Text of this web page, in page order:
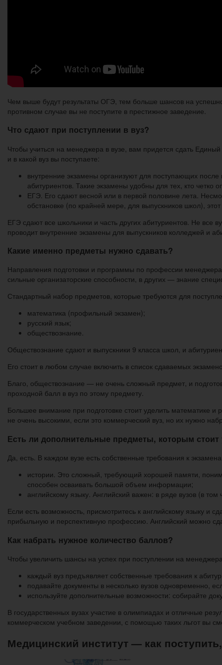
Чем выше будут результаты ОГЭ, тем больше шансов на
противном случае вы не поступите в престижное заведение.
Что сдают при поступлении в вуз?
Чтобы учиться на менеджера в вузе, вам придется сдать Единый
и в какой вуз вы поступаете:
внутренние экзамены организуют для поступающих после
абитуриентов. Такие экзамены удобны для тех, кто
ЕГЭ. Его сдают весной или в первой половине лета.
обстановке (по крайней мере, для выпускников школ),
ЕГЭ сдают все школьники и часть других абитуриентов. Не
проводит внутренние экзамены для выпускников колледжей и
Какие именно предметы нужно сдавать?
Направления подготовки и программы по профессии
сильные организаторские способности, в других — знание
Стандартный набор предметов, которые требуются для
математика (профильный экзамен);
русский язык;
обществознание.
Обществознание сдают и выпускники 9 класса школ, и
Его стоит в любом случае включить в список сдаваемых
Благо, обществознание — не очень сложный предмет, и
проходной балл в вуз по этому предмету.
Большее внимание при подготовке стоит уделить математике
не очень высокими, если это коммерческий вуз, но их нужно
Есть ли дополнительные предметы, которым
Да, есть. В каждом вузе есть собственные требования к
истории. Это сложный, требующий хорошей памяти,
способен осваивать большой объем информации;
английскому языку. Английский важен: в ряде вузов (в
Если есть возможность, присмотритесь к английскому языку и
прибыльную и перспективную профессию. Английский можно
Как набрать нужное количество баллов?
Чтобы увеличить шансы на успех при поступлении на
каждый вуз предъявляет собственные требования к
подавайте документы в несколько вузов одновременно,
используйте дополнительные возможности: собирайте
В государственных вузах участие в олимпиадах и отличные
коммерческом учебном заведении, с помощью таких льгот вы
Медицинский институт — как